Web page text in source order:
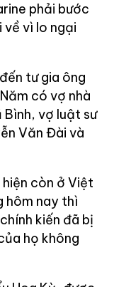
phải bước
về vì lo ngại
tư gia ông
có vợ nhà
Bình, vợ luật sư
Văn Đài và
còn ở Việt
hôm nay thì
kiến đã bị
họ không